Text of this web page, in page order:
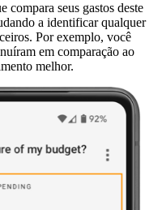
compara seus gastos deste
a identificar qualquer
Por exemplo, você
em comparação ao
melhor.